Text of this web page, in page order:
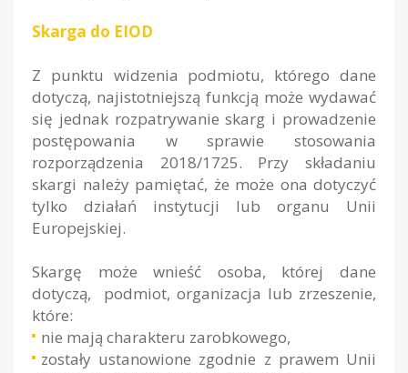
Skarga do EIOD
Z punktu widzenia podmiotu, którego dane
dotyczą, najistotniejszą funkcją może wydawać
się jednak rozpatrywanie skarg i prowadzenie
postępowania w sprawie stosowania
rozporządzenia 2018/1725. Przy składaniu
skargi należy pamiętać, że może ona dotyczyć
tylko działań instytucji lub organu Unii
Europejskiej.
Skargę może wnieść osoba, której dane
dotyczą, podmiot, organizacja lub zrzeszenie,
które:
nie mają charakteru zarobkowego,
zostały ustanowione zgodnie z prawem Unii